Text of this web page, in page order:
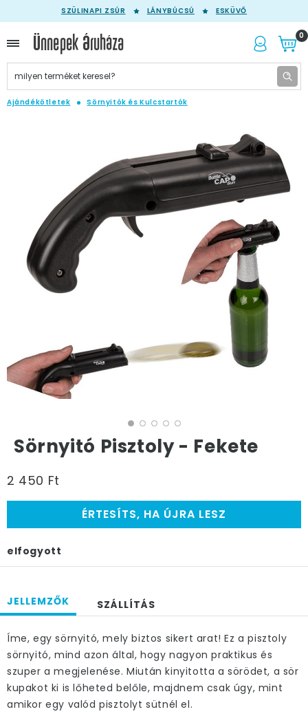
SZÜLINAPI ZSÚR LÁNYBÚCSÚ ESKÜVŐ
0
Ajándékötletek Sörnyitók és Kulcstartók
Sörnyitó Pisztoly - Fekete
2 450 Ft
ÉRTESÍTS, HA ÚJRA LESZ
elfogyott
JELLEMZŐK SZÁLLÍTÁS
Íme, egy sörnyitó, mely biztos sikert arat! Ez a pisztoly
sörnyitó, mind azon által, hogy nagyon praktikus és
szuper a megjelenése. Miután kinyitotta a sörödet, a sör
kupakot ki is lőheted belőle, majdnem csak úgy, mint
amikor egy valód pisztolyt sütnél el.